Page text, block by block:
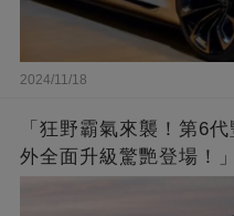
2024/11/18
「狂野霸氣來襲！第6
外全面升級驚艷登場！」